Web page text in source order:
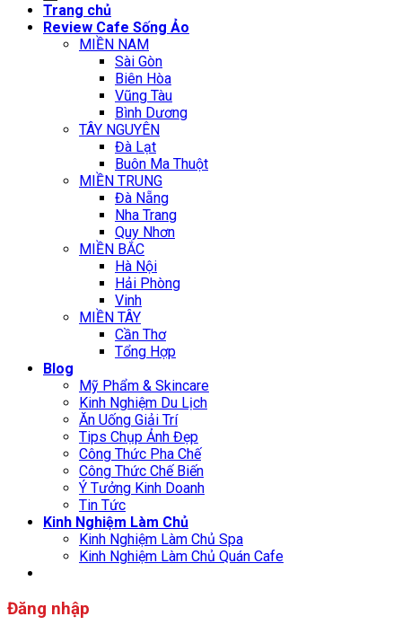
Trang chủ
Review Cafe Sống Ảo
MIỀN NAM
Sài Gòn
Biên Hòa
Vũng Tàu
Bình Dương
TÂY NGUYÊN
Đà Lạt
Buôn Ma Thuột
MIỀN TRUNG
Đà Nẵng
Nha Trang
Quy Nhơn
MIỀN BẮC
Hà Nội
Hải Phòng
Vinh
MIỀN TÂY
Cần Thơ
Tổng Hợp
Blog
Mỹ Phẩm & Skincare
Kinh Nghiệm Du Lịch
Ăn Uống Giải Trí
Tips Chụp Ảnh Đẹp
Công Thức Pha Chế
Công Thức Chế Biến
Ý Tưởng Kinh Doanh
Tin Tức
Kinh Nghiệm Làm Chủ
Kinh Nghiệm Làm Chủ Spa
Kinh Nghiệm Làm Chủ Quán Cafe
Đăng nhập